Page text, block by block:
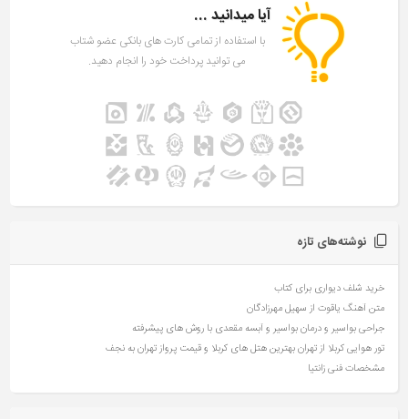
آیا میدانید ...
با استفاده از تمامی کارت های بانکی عضو شتاب
می توانید پرداخت خود را انجام دهید.
نوشته‌های تازه
خرید شلف دیواری برای کتاب
متن آهنگ یاقوت از سهیل مهرزادگان
جراحی بواسیر و درمان بواسیر و آبسه مقعدی با روش های پیشرفته
تور هوایی کربلا از تهران بهترین هتل های کربلا و قیمت پرواز تهران به نجف
مشخصات فنی زانتیا